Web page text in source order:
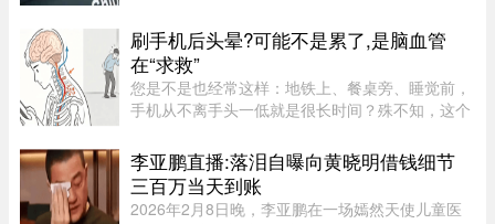
据显示，7月新增职位达75,000个，远高于路透社
（Reuters）经济师预测的15, ...
刷手机后头晕?可能不是累了,是脑血管
在“求救”
您是不是也经常这样：地铁上、餐桌旁、睡觉前，
手机从不离手头一低就是很长时间？殊不知，这个
低头会损伤脑血管#的话题引发广泛关注很多人只
知道低头伤颈椎却忽略了它还 ...
李亚鹏直播:落泪自曝向黄晓明借钱细节
三百万当天到账
2026年2月8日晚，李亚鹏在一场嫣然天使儿童医